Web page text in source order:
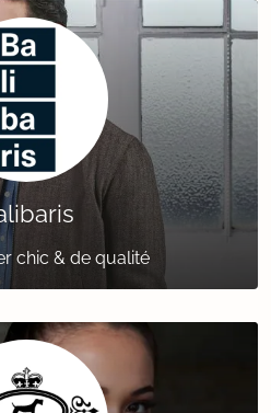
chic & de qualité